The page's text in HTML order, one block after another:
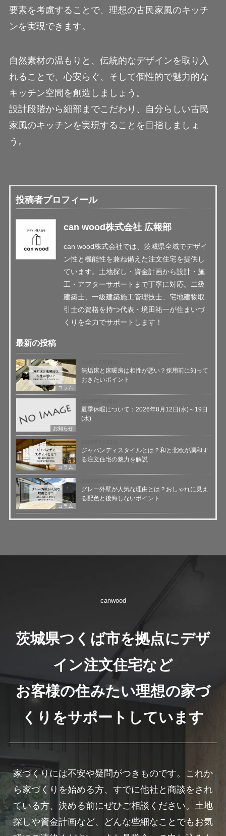
要素を考慮することで、理想の古民家風のキッチ
ンを実現できます。
自然素材の温もりと、伝統的なデザインを取り入
れることで、心安らぐ、そして個性的で魅力的な
キッチン空間を創造しましょう。
設計段階から細部までこだわり、自分らしい古民
家風のキッチンを実現することを目指しましょ
う。
投稿者プロフィール
can wood株式会社 広報部
can wood株式会社では、茨城県全域でデザイ
ン性と機能性を兼ね備えた注文住宅を提供し
ています。土地探し・資金計画から設計・施
工・アフターサポートまで丁寧に対応。二級
建築士、一級建築施工管理技士、宅地建物取
引士の資格を持つ代表・境田祐一が住まいづ
くりを全力でサポートします！
最新の投稿
コラム
無垢床と床暖房は相性が悪い？採用前に知って
おきたいポイント
お知らせ
夏季休暇について：2026年8月12日(水)～19日
(水)
コラム
ジャパンディスタイルとは？和と北欧が調和す
る注文住宅の魅力を解説
コラム
グレー外壁が人気な理由とは？おしゃれに見え
る配色と後悔しないポイント
canwood
茨城県つくば市を拠点にデザ
イン注文住宅など
お客様の住みたい理想の家づ
くりをサポートしています
家づくりには不安や疑問がつきものです。これか
ら家づくりを始める方、すでに他社と商談をされ
ている方、決める前にぜひご相談ください。土地
探しや資金計画など、どんな些細なことでもお気